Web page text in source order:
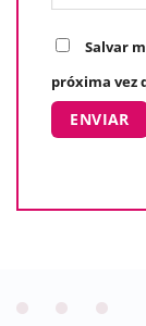
Salvar
próxima vez